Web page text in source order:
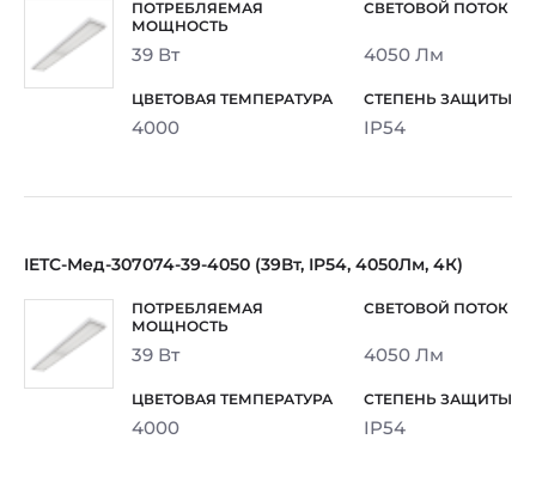
39 Вт 4050 Лм
4000 IP54
IETC-Мед-307074-39-4050 (39Вт, IP54, 4050Лм, 4К)
39 Вт 4050 Лм
4000 IP54